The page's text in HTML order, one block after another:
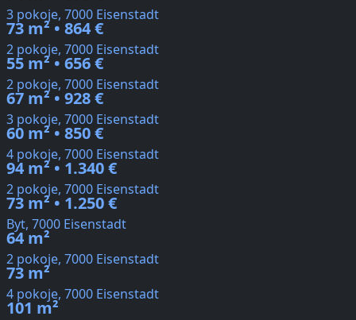
3 pokoje, 7000 Eisenstadt
73 m² • 864 €
2 pokoje, 7000 Eisenstadt
55 m² • 656 €
2 pokoje, 7000 Eisenstadt
67 m² • 928 €
3 pokoje, 7000 Eisenstadt
60 m² • 850 €
4 pokoje, 7000 Eisenstadt
94 m² • 1.340 €
2 pokoje, 7000 Eisenstadt
73 m² • 1.250 €
Byt, 7000 Eisenstadt
64 m²
2 pokoje, 7000 Eisenstadt
73 m²
4 pokoje, 7000 Eisenstadt
101 m²